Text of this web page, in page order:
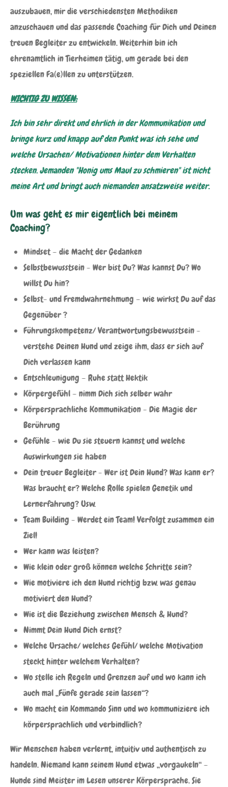
auszubauen, mir die verschiedensten Methodiken
anzuschauen und das passende Coaching für Dich und Deinen
treuen Begleiter zu entwickeln. Weiterhin bin ich
ehrenamtlich in Tierheimen tätig, um gerade bei den
speziellen Fa(e)llen zu unterstützen.
WICHTIG ZU WISSEN:
Ich bin sehr direkt und ehrlich in der Kommunikation und
bringe kurz und knapp auf den Punkt was ich sehe und
welche Ursachen/ Motivationen hinter dem Verhalten
stecken. Jemanden "Honig ums Maul zu schmieren" ist nicht
meine Art und bringt auch niemanden ansatzweise weiter.
Um was geht es mir eigentlich bei meinem
Coaching?
Mindset – die Macht der Gedanken
Selbstbewusstsein - Wer bist Du? Was kannst Du? Wo
willst Du hin?
Selbst- und Fremdwahrnehmung – wie wirkst Du auf das
Gegenüber ?
Führungskompetenz/ Verantwortungsbewusstsein -
verstehe Deinen Hund und zeige ihm, dass er sich auf
Dich verlassen kann
Entschleunigung – Ruhe statt Hektik
Körpergefühl – nimm Dich sich selber wahr
Körpersprachliche Kommunikation - Die Magie der
Berührung
Gefühle - wie Du sie steuern kannst und welche
Auswirkungen sie haben
Dein treuer Begleiter - Wer ist Dein Hund? Was kann er?
Was braucht er? Welche Rolle spielen Genetik und
Lernerfahrung? Usw.
Team Building - Werdet ein Team! Verfolgt zusammen ein
Ziel!
Wer kann was leisten?
Wie klein oder groß können welche Schritte sein?
Wie motiviere ich den Hund richtig bzw. was genau
motiviert den Hund?
Wie ist die Beziehung zwischen Mensch & Hund?
Nimmt Dein Hund Dich ernst?
Welche Ursache/ welches Gefühl/ welche Motivation
steckt hinter welchem Verhalten?
Wo stelle ich Regeln und Grenzen auf und wo kann ich
auch mal „Fünfe gerade sein lassen“?
Wo macht ein Kommando Sinn und wo kommuniziere ich
körpersprachlich und verbindlich?
Wir Menschen haben verlernt, intuitiv und authentisch zu
handeln. Niemand kann seinem Hund etwas „vorgaukeln“ –
Hunde sind Meister im Lesen unserer Körpersprache. Sie